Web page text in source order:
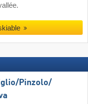
​Pinzolo/​